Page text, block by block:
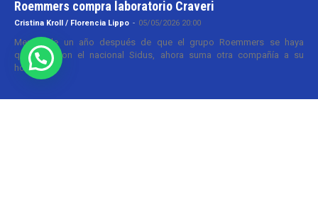
Roemmers compra laboratorio Craveri
Cristina Kroll / Florencia Lippo - 05/05/2026 20:00
Menos de un año después de que el grupo Roemmers se haya
quedado con el nacional Sidus, ahora suma otra compañía a su
holding....